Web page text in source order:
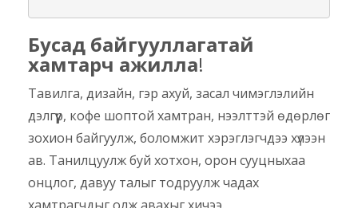
Бусад байгууллагатай
хамтарч ажилла!
Тавилга, дизайн, гэр ахуй, засал чимэглэлийн
дэлгүүр, кофе шоптой хамтран, нээлттэй өдөрлөг
зохион байгуулж, боломжит хэрэглэгчдээ хүлээн
ав. Танилцуулж буй хотхон, орон сууцныхаа
онцлог, давуу талыг тодруулж чадах